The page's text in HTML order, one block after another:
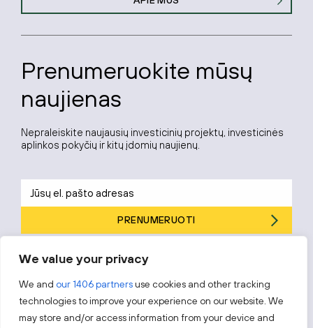
We value your privacy
We and our 1406 partnersuse cookies and other tracking
technologies to improve your experience on our website. We
may store and/or access information from your device and
Prenumeruokite mūsų
naujienas
Nepraleiskite naujausių investicinių projektų, investicinės
aplinkos pokyčių ir kitų įdomių naujienų.
PRENUMERUOTI
politika.